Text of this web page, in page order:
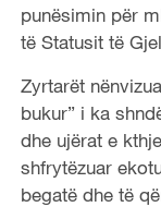
punësimin për
të Statusit të
Zyrtarët
bukur” i ka
dhe ujërat e
shfrytëzuar
begatë dhe të